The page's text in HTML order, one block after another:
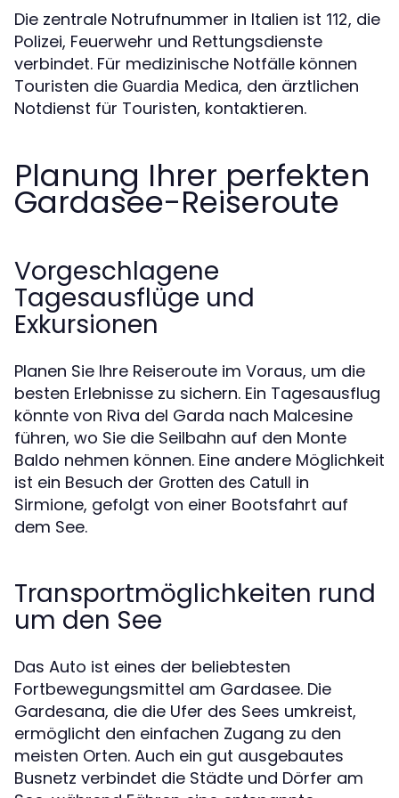
Die zentrale Notrufnummer in Italien ist 112, die
Polizei, Feuerwehr und Rettungsdienste
verbindet. Für medizinische Notfälle können
Touristen die Guardia Medica, den ärztlichen
Notdienst für Touristen, kontaktieren.
Planung Ihrer perfekten
Gardasee-Reiseroute
Vorgeschlagene
Tagesausflüge und
Exkursionen
Planen Sie Ihre Reiseroute im Voraus, um die
besten Erlebnisse zu sichern. Ein Tagesausflug
könnte von Riva del Garda nach Malcesine
führen, wo Sie die Seilbahn auf den Monte
Baldo nehmen können. Eine andere Möglichkeit
ist ein Besuch der Grotten des Catull in
Sirmione, gefolgt von einer Bootsfahrt auf
dem See.
Transportmöglichkeiten rund
um den See
Das Auto ist eines der beliebtesten
Fortbewegungsmittel am Gardasee. Die
Gardesana, die die Ufer des Sees umkreist,
ermöglicht den einfachen Zugang zu den
meisten Orten. Auch ein gut ausgebautes
Busnetz verbindet die Städte und Dörfer am